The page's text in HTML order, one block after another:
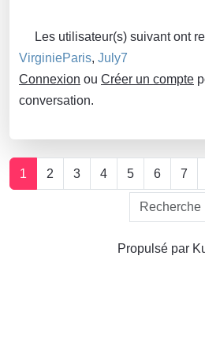
Les utilisateur(s) suivant ont
VirginieParis, July7
Connexion ou Créer un compte
conversation.
1 2 3 4 5 6 7
Propulsé par